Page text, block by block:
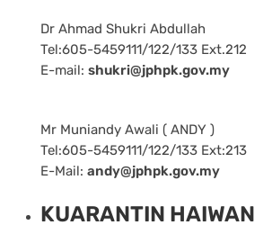
Dr Ahmad Shukri Abdullah
Tel:605-5459111/122/133 Ext.212
E-mail: shukri@jphpk.gov.my
Mr Muniandy Awali ( ANDY )
Tel:605-5459111/122/133 Ext:213
E-Mail: andy@jphpk.gov.my
KUARANTIN HAIWAN